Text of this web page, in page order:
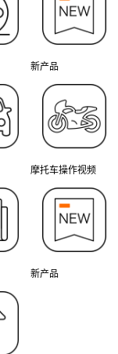
新产品
摩托车操作视频
新产品